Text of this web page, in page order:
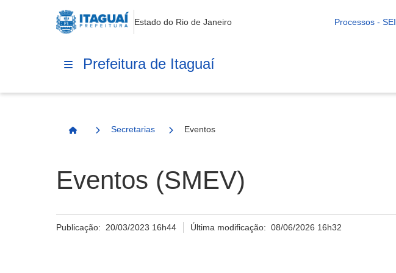
Estado do Rio de Janeiro Processos - SEI
Prefeitura de Itaguaí
Página Inicial
Secretarias Eventos
Eventos (SMEV)
Publicação: 20/03/2023 16h44 Última modificação:08/06/2026 16h32